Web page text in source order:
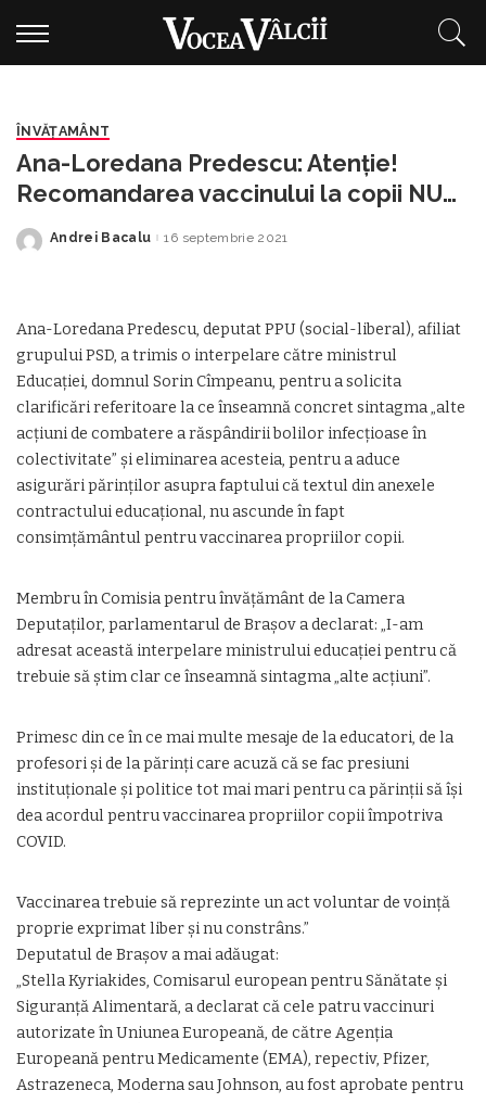
ÎNVĂŢAMÂNT
Ana-Loredana Predescu: Atenție!
Recomandarea vaccinului la copii NU
înseamnă autorizare
Posted
Andrei Bacalu 16 septembrie 2021
Ana-Loredana Predescu, deputat PPU (social-liberal), afiliat
grupului PSD, a trimis o interpelare către ministrul
Educației, domnul Sorin Cîmpeanu, pentru a solicita
clarificări referitoare la ce înseamnă concret sintagma „alte
acțiuni de combatere a răspândirii bolilor infecțioase în
colectivitate” și eliminarea acesteia, pentru a aduce
asigurări părinților asupra faptului că textul din anexele
contractului educațional, nu ascunde în fapt
consimțământul pentru vaccinarea propriilor copii.
Membru în Comisia pentru învățământ de la Camera
Deputaților, parlamentarul de Brașov a declarat: „I-am
adresat această interpelare ministrului educației pentru că
trebuie să știm clar ce înseamnă sintagma „alte acțiuni”.
Primesc din ce în ce mai multe mesaje de la educatori, de la
profesori și de la părinți care acuză că se fac presiuni
instituționale și politice tot mai mari pentru ca părinții să își
dea acordul pentru vaccinarea propriilor copii împotriva
COVID.
Vaccinarea trebuie să reprezinte un act voluntar de voință
proprie exprimat liber și nu constrâns.”
Deputatul de Brașov a mai adăugat:
„Stella Kyriakides, Comisarul european pentru Sănătate și
Siguranță Alimentară, a declarat că cele patru vaccinuri
autorizate în Uniunea Europeană, de către Agenția
Europeană pentru Medicamente (EMA), repectiv, Pfizer,
Astrazeneca, Moderna sau Johnson, au fost aprobate pentru